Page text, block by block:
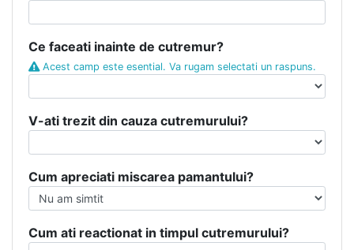
Ce faceati inainte de cutremur?
Acest camp este esential. Va rugam selectati un raspuns.
V-ati trezit din cauza cutremurului?
Cum apreciati miscarea pamantului?
Cum ati reactionat in timpul cutremurului?